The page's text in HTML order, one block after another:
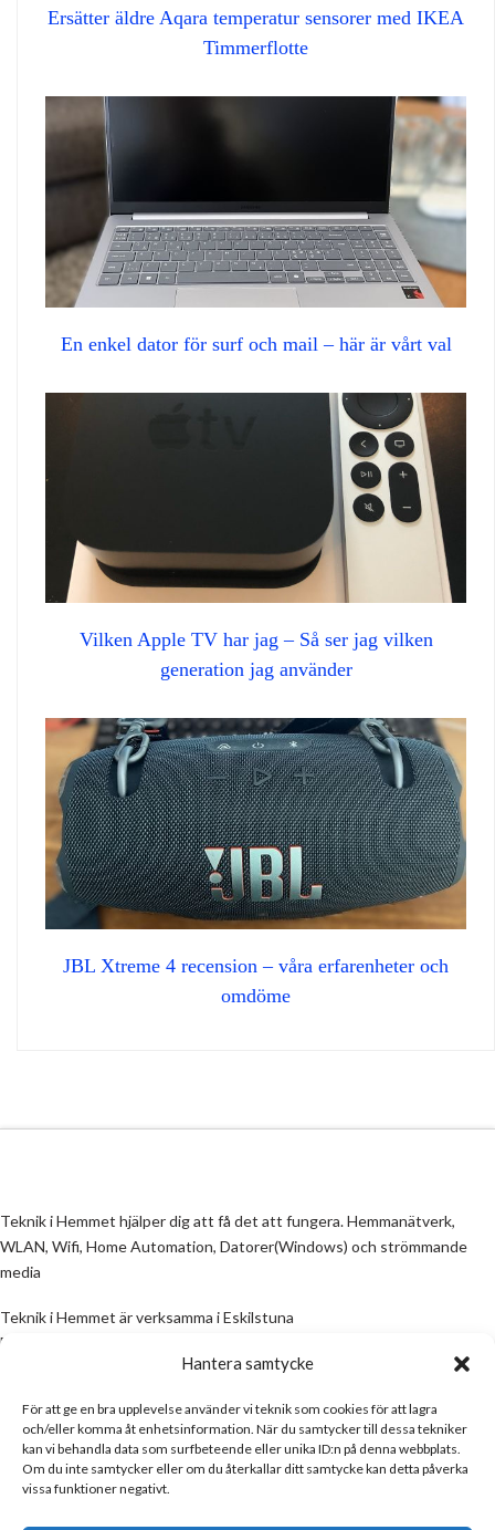
Hantera samtycke
För att ge en bra upplevelse använder vi teknik som cookies för att lagra
och/eller komma åt enhetsinformation. När du samtycker till dessa tekniker
kan vi behandla data som surfbeteende eller unika ID:n på denna webbplats.
Om du inte samtycker eller om du återkallar ditt samtycke kan detta påverka
vissa funktioner negativt.
Ersätter äldre Aqara temperatur sensorer med IKEA
Timmerflotte
En enkel dator för surf och mail – här är vårt val
Vilken Apple TV har jag – Så ser jag vilken
generation jag använder
JBL Xtreme 4 recension – våra erfarenheter och
omdöme
Teknik i Hemmet hjälper dig att få det att fungera. Hemmanätverk,
WLAN, Wifi, Home Automation, Datorer(Windows) och strömmande
media
Teknik i Hemmet är verksamma i Eskilstuna
Email:
All information på denna sida skall ses som en guide, inte en manual. Om
information på sidan inte stämmer och/eller är felaktig, skicka gärna ett
mail